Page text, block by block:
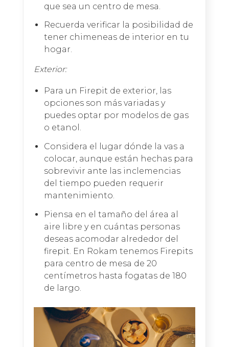
que sea un centro de mesa.
Recuerda verificar la posibilidad de
tener chimeneas de interior en tu
hogar.
Exterior:
Para un Firepit de exterior, las
opciones son más variadas y
puedes optar por modelos de gas
o etanol.
Considera el lugar dónde la vas a
colocar, aunque están hechas para
sobrevivir ante las inclemencias
del tiempo pueden requerir
mantenimiento.
Piensa en el tamaño del área al
aire libre y en cuántas personas
deseas acomodar alrededor del
firepit. En Rokam tenemos Firepits
para centro de mesa de 20
centímetros hasta fogatas de 180
de largo.